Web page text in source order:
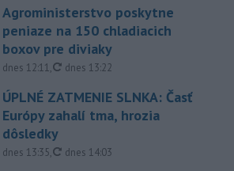
Agroministerstvo poskytne
peniaze na 150 chladiacich
boxov pre diviaky
dnes 12:11, aktualizované
dnes 13:22
ÚPLNÉ ZATMENIE SLNKA: Časť
Európy zahalí tma, hrozia
dôsledky
dnes 13:35, aktualizované
dnes 14:03